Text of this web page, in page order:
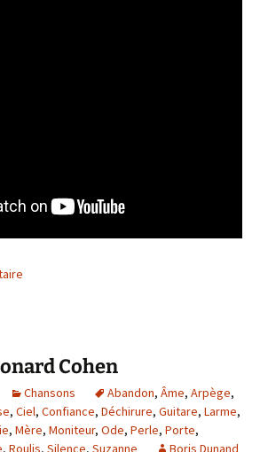
Cohen
Chansons Abandon, Âme, Arpège,
, Ciel, Confiance, Déchirure, Guitare, Larme,
, Mère, Moniteur, Ode, Perle, Porte,
, Roulis, Silence, Suzanne Boris Dunand